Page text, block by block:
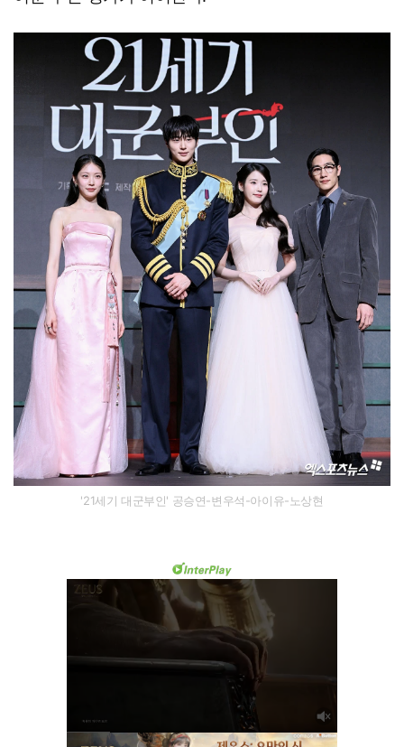
'21세기 대군부인' 공승연-변우석-아이유-노상현